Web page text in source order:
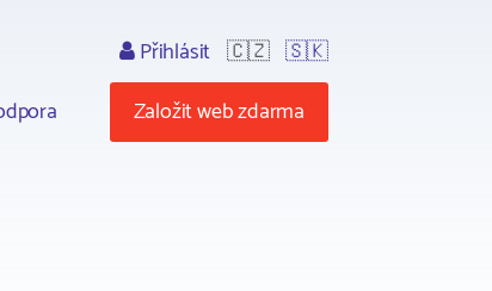
Přihlásit 🇨🇿 🇸🇰
Založit web zdarma